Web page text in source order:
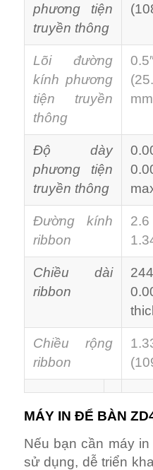
phương tiện
truyền thông
Lõi đường
kính phương
tiện truyền
thông
Độ dày
phương tiện
truyền thông
Đường kính
ribbon
Chiều dài
ribbon
Chiều rộng
ribbon
MÁY IN ĐỂ BÀN
Nếu bạn cần máy
sử dụng, dễ triển